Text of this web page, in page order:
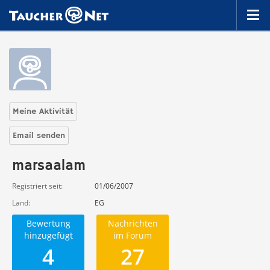
Meine Aktivität
Email senden
marsaalam
Registriert seit
01/06/2007
Land
EG
Bewertung
hinzugefügt
4
Nachrichten
im Forum
27